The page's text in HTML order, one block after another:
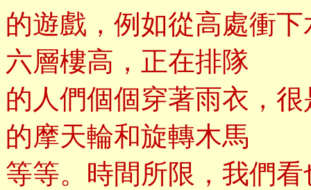
的遊戲，例如從高處衝
六層樓高，正在排隊
的人們個個穿著雨衣，
的摩天輪和旋轉木馬
等等。時間所限，我們